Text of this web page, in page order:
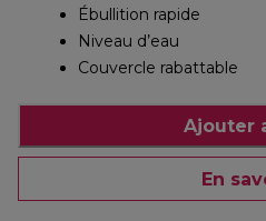
Ébullition rapide
Niveau d’eau
Couvercle rabattable
Ajouter
En